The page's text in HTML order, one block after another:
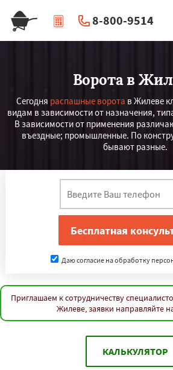
8-800-9514
| Перезвоните
Ворота в
Сегодня распашные ворота в Жилеве
видам в зависимости от назначения,
В зависимости от применения
въездные; промышленные. По
бывают разные.
Даю согласие на обработку
Приглашаем к сотрудничеству
Жилеве, заявки направляйте
КАЛЬКУЛЯТОР